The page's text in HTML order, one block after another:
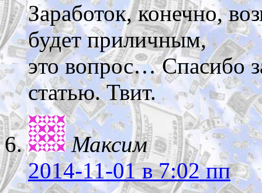
Заработок, конечно,
будет приличным,
это вопрос… Спасибо
статью. Твит.
Максим
2014-11-01в 7:02 пп